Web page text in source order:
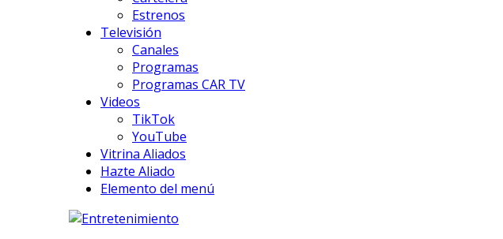
Estrenos
Televisión
Canales
Programas
Programas CAR TV
Videos
TikTok
YouTube
Vitrina Aliados
Hazte Aliado
Elemento del menú